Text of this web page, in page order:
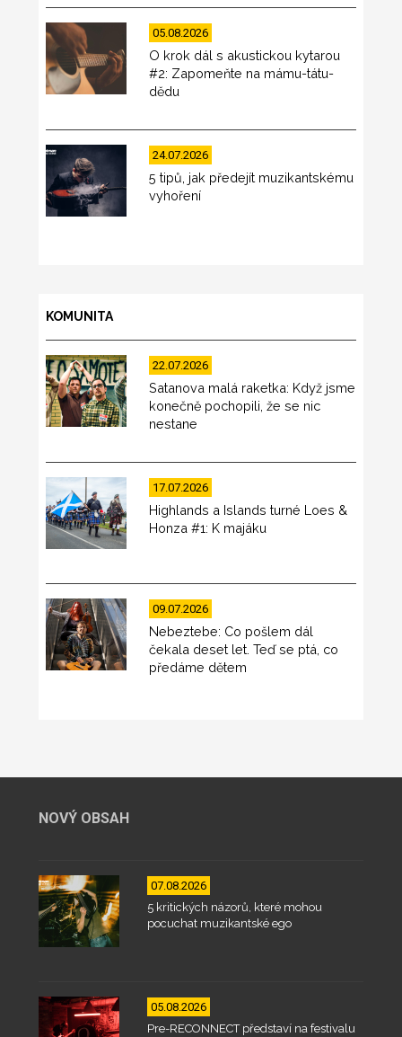
05.08.2026
O krok dál s akustickou kytarou
#2: Zapomeňte na mámu-tátu-
dědu
24.07.2026
5 tipů, jak předejít muzikantskému
vyhoření
KOMUNITA
22.07.2026
Satanova malá raketka: Když jsme
konečně pochopili, že se nic
nestane
17.07.2026
Highlands a Islands turné Loes &
Honza #1: K majáku
09.07.2026
Nebeztebe: Co pošlem dál
čekala deset let. Teď se ptá, co
předáme dětem
NOVÝ OBSAH
07.08.2026
5 kritických názorů, které mohou
pocuchat muzikantské ego
05.08.2026
Pre-RECONNECT představí na festivalu